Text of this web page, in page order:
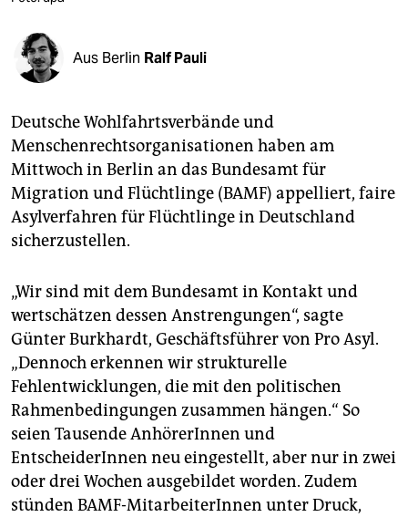
fragen & hilfe
abo
genossenschaft
epaper login
Aus Berlin Ralf Pauli
Deutsche Wohlfahrtsverbände und
Menschenrechtsorganisationen haben am
Mittwoch in Berlin an das Bundesamt für
Migration und Flüchtlinge (BAMF) appelliert, faire
Asylverfahren für Flüchtlinge in Deutschland
sicherzustellen.
„Wir sind mit dem Bundesamt in Kontakt und
wertschätzen dessen Anstrengungen“, sagte
Günter Burkhardt, Geschäftsführer von Pro Asyl.
„Dennoch erkennen wir strukturelle
Fehlentwicklungen, die mit den politischen
Rahmenbedingungen zusammen hängen.“ So
seien Tausende AnhörerInnen und
EntscheiderInnen neu eingestellt, aber nur in zwei
oder drei Wochen ausgebildet worden. Zudem
stünden BAMF-MitarbeiterInnen unter Druck,